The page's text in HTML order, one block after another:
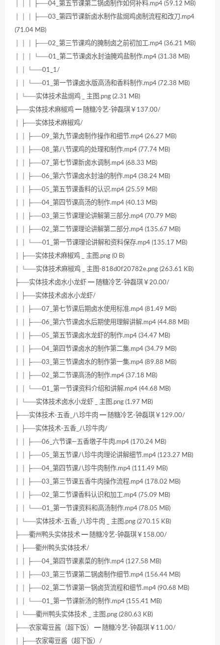
│ │ │ ├──04_第五节课第二锅卤制作如何补料.mp4 (59.12 MB)
│ │ │ ├──03_第四节课新卤水制作盐焗鸡卤制流程和改刀.mp4
(71.04 MB)
│ │ │ ├──02_第三节课鸡的腌制卤之前初加工.mp4 (36.21 MB)
│ │ │ └──01_第二节课卤水封油腌鸡盐制作.mp4 (31.38 MB)
│ │ └──01_1/
│ │ └──01_第一节课卤水版高汤和香料制作.mp4 (72.38 MB)
│ └──实体技术盐焗鸡 _ 主图.png (2.31 MB)
├──实体技术麻椒鸡 ━ 随糖冷艺-钟磊琪￥137.00/
│ ├──实体技术麻椒鸡/
│ │ ├──09_第九节课卤制作操作和细节.mp4 (26.27 MB)
│ │ ├──08_第八节课鸡的处理和制作.mp4 (77.74 MB)
│ │ ├──07_第七节课新卤水调制.mp4 (68.33 MB)
│ │ ├──06_第六节课卤水封油的制作.mp4 (38.24 MB)
│ │ ├──05_第五节课香料的认识.mp4 (25.59 MB)
│ │ ├──04_第四节课高汤的制作.mp4 (40.13 MB)
│ │ ├──03_第三节课理论讲解第三部分.mp4 (70.79 MB)
│ │ ├──02_第二节课理论讲解第二部分.mp4 (135.67 MB)
│ │ └──01_第一节课理论讲解和资料保存.mp4 (135.17 MB)
│ ├──实体技术麻椒鸡 _ 主图.png (0 B)
│ └──实体技术麻椒鸡 _ 主图-818d0f20782e.png (263.61 KB)
├──实体技术卤水小龙虾 ━ 随糖冷艺-钟磊琪￥20.00/
│ ├──实体技术卤水小龙虾/
│ │ ├──07_第七节课后期卤水使用标准.mp4 (81.49 MB)
│ │ ├──06_第六节课卤水后期使用理解讲解.mp4 (44.88 MB)
│ │ ├──05_第五节课卤水龙虾的制作.mp4 (34.47 MB)
│ │ ├──04_第四节课卤水的制作第二集.mp4 (34.79 MB)
│ │ ├──03_第三节课卤水的制作第一集.mp4 (89.88 MB)
│ │ ├──02_第二节课高汤的制作.mp4 (37.18 MB)
│ │ └──01_第一节课资料介绍和讲解.mp4 (44.68 MB)
│ └──实体技术卤水小龙虾 _ 主图.png (1.97 MB)
├──实体技术-五香_八珍牛肉 ━ 随糖冷艺-钟磊琪￥129.00/
│ ├──实体技术-五香_八珍牛肉/
│ │ ├──06_六节课—五香墩子牛肉.mp4 (170.24 MB)
│ │ ├──05_第五节课八珍牛肉理论讲解细节.mp4 (123.27 MB)
│ │ ├──04_第四节课八珍牛肉制作.mp4 (111.49 MB)
│ │ ├──03_第三节课五香牛肉操作流程.mp4 (178.02 MB)
│ │ ├──02_第二节课香料认识和加工.mp4 (75.09 MB)
│ │ └──01_第一节课资料和高汤制作.mp4 (78.05 MB)
│ └──实体技术-五香_八珍牛肉 _ 主图.png (270.15 KB)
├──衢州鸭头实体技术 ━ 随糖冷艺-钟磊琪￥158.00/
│ ├──衢州鸭头实体技术/
│ │ ├──04_第四节课素菜的制作.mp4 (127.58 MB)
│ │ ├──03_第三节课第二锅卤制作细节.mp4 (156.44 MB)
│ │ ├──02_第二节课第一锅卤货流程和细节.mp4 (90.68 MB)
│ │ └──01_第一节课新汤的制作.mp4 (155.41 MB)
│ └──衢州鸭头实体技术 _ 主图.png (280.63 KB)
├──农家霉豆酱（超下饭） ━ 随糖冷艺-钟磊琪￥11.00/
│ ├──农家霉豆酱（超下饭）/